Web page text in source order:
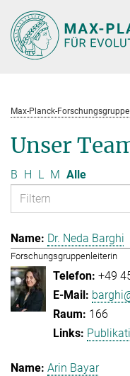
Hauptinhalt
Max-Planck-
Unser
B H L M Alle
Dr. Neda Barghi
Forschungsgruppenleiterin
+49
166
Arin Bayar